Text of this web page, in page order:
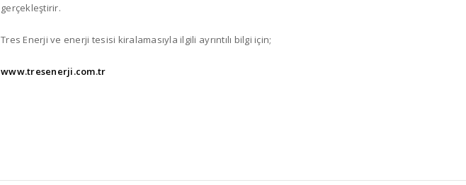
gerçekleştirir.
Tres Enerji ve enerji tesisi kiralamasıyla ilgili ayrıntılı bilgi için;
www.tresenerji.com.tr